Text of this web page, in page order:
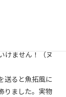
けません！（ヌ
送ると魚拓風に
りました。実物